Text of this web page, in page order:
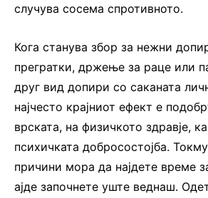
случува сосема спротивното.
Кога станува збор за нежни
прегратки, држење за раце или
друг вид допири со саканата
најчесто крајниот ефект е
врската, на физичкото здравје,
психичката добросостојба.
причини мора да најдете време
ајде започнете уште веднаш.